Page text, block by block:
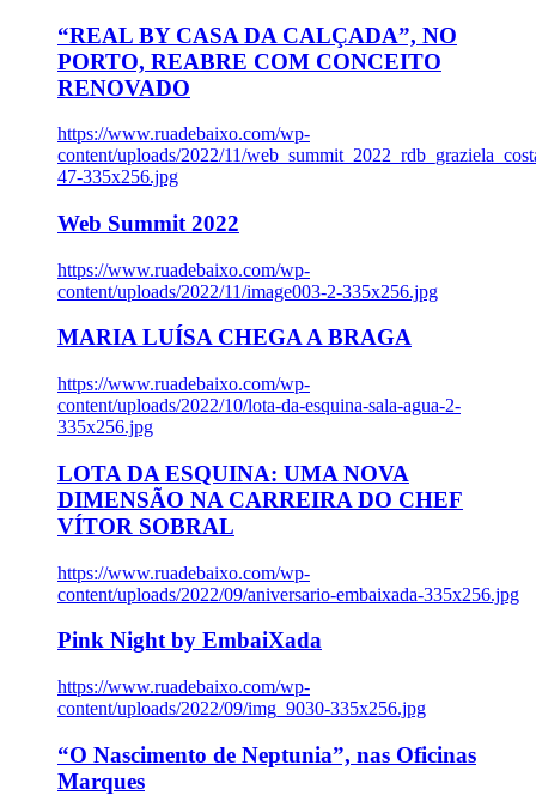
“REAL BY CASA DA CALÇADA”, NO
PORTO, REABRE COM CONCEITO
RENOVADO
https://www.ruadebaixo.com/wp-
content/uploads/2022/11/
47-335x256.jpg
Web Summit 2022
https://www.ruadebaixo.com/wp-
content/uploads/2022/11/image003-2-335x256.jpg
MARIA LUÍSA CHEGA A BRAGA
https://www.ruadebaixo.com/wp-
content/uploads/2022/10/lota-da-esquina-sala-agua-2-
335x256.jpg
LOTA DA ESQUINA: UMA NOVA
DIMENSÃO NA CARREIRA DO CHEF
VÍTOR SOBRAL
https://www.ruadebaixo.com/wp-
content/uploads/2022/09/aniversario-embaixada-335x256.jpg
Pink Night by EmbaiXada
https://www.ruadebaixo.com/wp-
content/uploads/2022/09/img_9030-335x256.jpg
“O Nascimento de Neptunia”, nas Oficinas
Marques